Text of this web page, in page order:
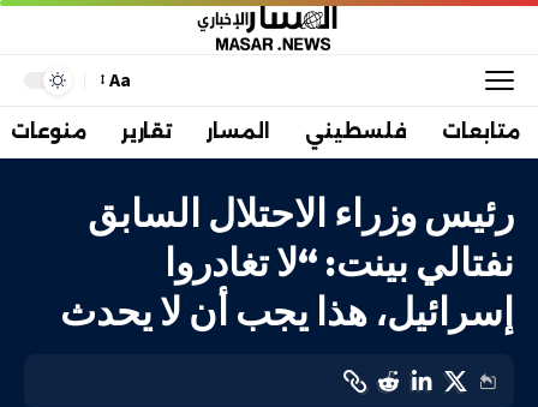
Aa
متابعات فلسطيني المسار تقارير منوعات
رئيس وزراء الاحتلال السابق
نفتالي بينت: “لا تغادروا
إسرائيل، هذا يجب أن لا يحدث